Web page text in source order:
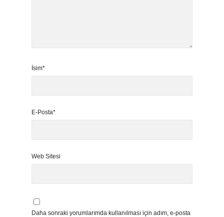
İsim*
E-Posta*
Web Sitesi
Daha sonraki yorumlarımda kullanılması için adım, e-posta